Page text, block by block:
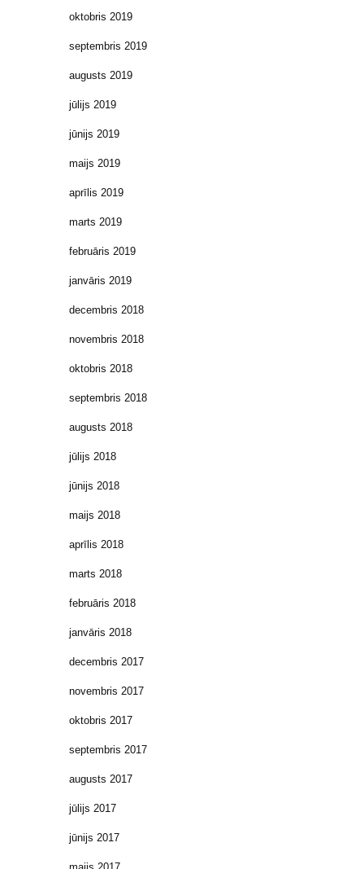
oktobris 2019
septembris 2019
augusts 2019
jūlijs 2019
jūnijs 2019
maijs 2019
aprīlis 2019
marts 2019
februāris 2019
janvāris 2019
decembris 2018
novembris 2018
oktobris 2018
septembris 2018
augusts 2018
jūlijs 2018
jūnijs 2018
maijs 2018
aprīlis 2018
marts 2018
februāris 2018
janvāris 2018
decembris 2017
novembris 2017
oktobris 2017
septembris 2017
augusts 2017
jūlijs 2017
jūnijs 2017